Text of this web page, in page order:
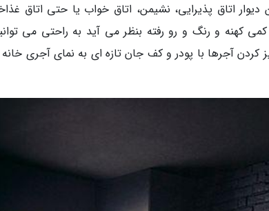
اتاق پذیرایی، نشیمن، اتاق خواب یا حتی اتاق
کهنه و رنگ و رو رفته بنظر می آید به راحتی می
آجرها با پودر و کف جان تازه ای به نمای آجری